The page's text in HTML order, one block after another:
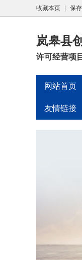
收藏本页 保
岚皋县
许可经营项
网站首页
友情链接